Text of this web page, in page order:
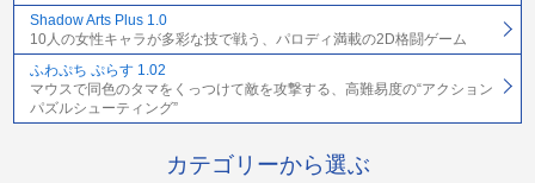
Shadow Arts Plus 1.0
10人の女性キャラが多彩な技で戦う、パロディ満載の2D格闘ゲーム
ふわぷち ぷらす 1.02
マウスで同色のタマをくっつけて敵を攻撃する、高難易度の“アクション
パズルシューティング”
カテゴリーから選ぶ